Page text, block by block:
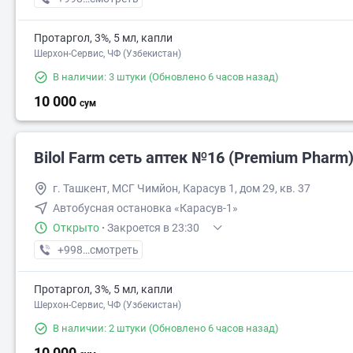
Протаргол, 3%, 5 мл, капли
Шерхон-Сервис, ЧФ (Узбекистан)
В наличии: 3 штуки (Обновлено 6 часов назад)
10 000 сум
Bilol Farm сеть аптек №16 (Premium Pharm)
г. Ташкент, МСГ Чимйон, Карасув 1, дом 29, кв. 37
Автобусная остановка «Карасув-1»
Открыто · Закроется в 23:30
+998 (77) XXX-XX-XX
смотреть
Протаргол, 3%, 5 мл, капли
Шерхон-Сервис, ЧФ (Узбекистан)
В наличии: 2 штуки (Обновлено 6 часов назад)